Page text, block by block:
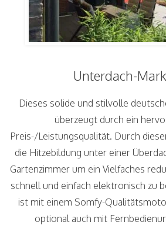
Unterdach-
Dieses solide und stilvolle
überzeugt durch ein
Preis-/Leistungsqualität. Durch
die Hitzebildung unter einer
Gartenzimmer um ein Vielfaches
schnell und einfach elektronisch zu
ist mit einem Somfy-
optional auch mit